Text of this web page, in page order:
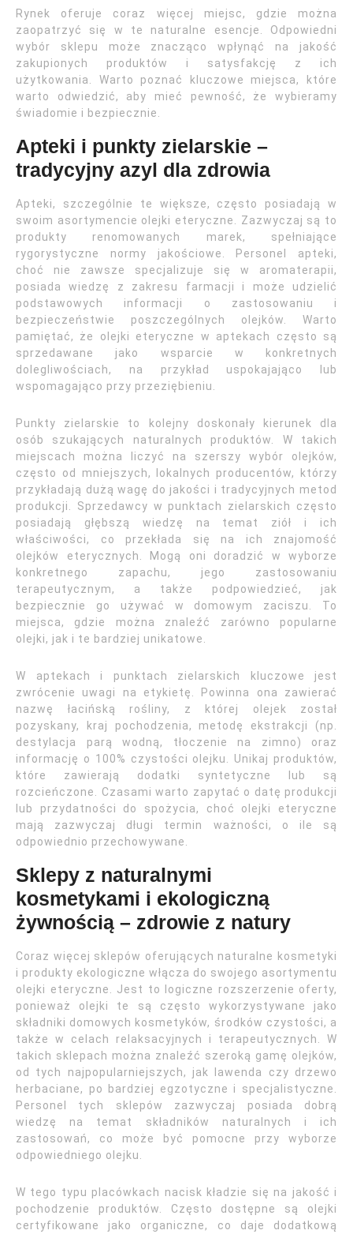
Rynek oferuje coraz więcej miejsc, gdzie można
zaopatrzyć się w te naturalne esencje. Odpowiedni
wybór sklepu może znacząco wpłynąć na jakość
zakupionych produktów i satysfakcję z ich
użytkowania. Warto poznać kluczowe miejsca, które
warto odwiedzić, aby mieć pewność, że wybieramy
świadomie i bezpiecznie.
Apteki i punkty zielarskie –
tradycyjny azyl dla zdrowia
Apteki, szczególnie te większe, często posiadają w
swoim asortymencie olejki eteryczne. Zazwyczaj są to
produkty renomowanych marek, spełniające
rygorystyczne normy jakościowe. Personel apteki,
choć nie zawsze specjalizuje się w aromaterapii,
posiada wiedzę z zakresu farmacji i może udzielić
podstawowych informacji o zastosowaniu i
bezpieczeństwie poszczególnych olejków. Warto
pamiętać, że olejki eteryczne w aptekach często są
sprzedawane jako wsparcie w konkretnych
dolegliwościach, na przykład uspokajająco lub
wspomagająco przy przeziębieniu.
Punkty zielarskie to kolejny doskonały kierunek dla
osób szukających naturalnych produktów. W takich
miejscach można liczyć na szerszy wybór olejków,
często od mniejszych, lokalnych producentów, którzy
przykładają dużą wagę do jakości i tradycyjnych metod
produkcji. Sprzedawcy w punktach zielarskich często
posiadają głębszą wiedzę na temat ziół i ich
właściwości, co przekłada się na ich znajomość
olejków eterycznych. Mogą oni doradzić w wyborze
konkretnego zapachu, jego zastosowaniu
terapeutycznym, a także podpowiedzieć, jak
bezpiecznie go używać w domowym zaciszu. To
miejsca, gdzie można znaleźć zarówno popularne
olejki, jak i te bardziej unikatowe.
W aptekach i punktach zielarskich kluczowe jest
zwrócenie uwagi na etykietę. Powinna ona zawierać
nazwę łacińską rośliny, z której olejek został
pozyskany, kraj pochodzenia, metodę ekstrakcji (np.
destylacja parą wodną, tłoczenie na zimno) oraz
informację o 100% czystości olejku. Unikaj produktów,
które zawierają dodatki syntetyczne lub są
rozcieńczone. Czasami warto zapytać o datę produkcji
lub przydatności do spożycia, choć olejki eteryczne
mają zazwyczaj długi termin ważności, o ile są
odpowiednio przechowywane.
Sklepy z naturalnymi
kosmetykami i ekologiczną
żywnością – zdrowie z natury
Coraz więcej sklepów oferujących naturalne kosmetyki
i produkty ekologiczne włącza do swojego asortymentu
olejki eteryczne. Jest to logiczne rozszerzenie oferty,
ponieważ olejki te są często wykorzystywane jako
składniki domowych kosmetyków, środków czystości, a
także w celach relaksacyjnych i terapeutycznych. W
takich sklepach można znaleźć szeroką gamę olejków,
od tych najpopularniejszych, jak lawenda czy drzewo
herbaciane, po bardziej egzotyczne i specjalistyczne.
Personel tych sklepów zazwyczaj posiada dobrą
wiedzę na temat składników naturalnych i ich
zastosowań, co może być pomocne przy wyborze
odpowiedniego olejku.
W tego typu placówkach nacisk kładzie się na jakość i
pochodzenie produktów. Często dostępne są olejki
certyfikowane jako organiczne, co daje dodatkową